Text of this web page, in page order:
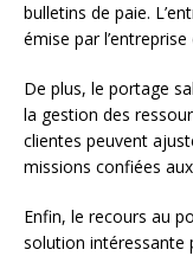
bulletins de paie.
émise par
De plus, le portage
la gestion des
clientes peuvent
missions confiées
Enfin, le recours au
solution intéressante